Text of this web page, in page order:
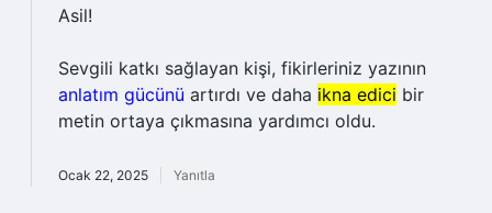
Asil!
Sevgili katkı sağlayan kişi, fikirleriniz yazının
anlatım gücünü artırdı ve daha ikna edici bir
metin ortaya çıkmasına yardımcı oldu.
Ocak 22, 2025 Yanıtla